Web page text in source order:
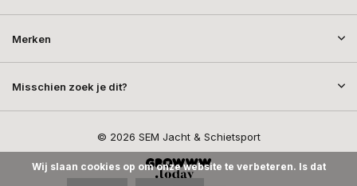
Merken
Misschien zoek je dit?
© 2026 SEM Jacht & Schietsport
Wij slaan cookies op om onze website te verbeteren. Is dat